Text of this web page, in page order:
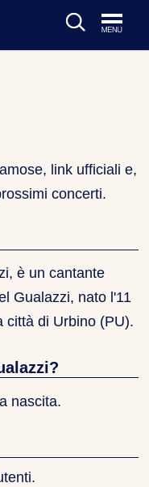
link ufficiali e,
concerti.
è un cantante
Gualazzi, nato l'11
città di Urbino (PU).
nascita.